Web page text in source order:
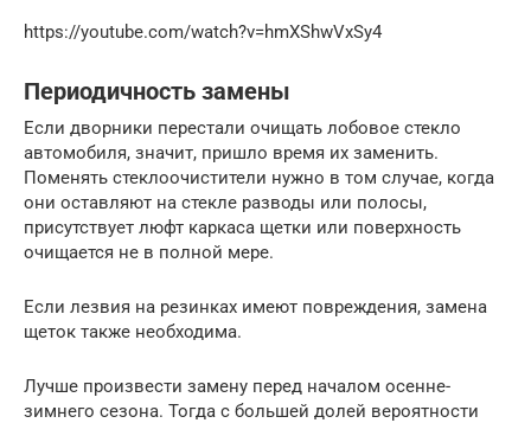
https://youtube.com/watch?v=hmXShwVxSy4
Периодичность замены
Если дворники перестали очищать лобовое стекло
автомобиля, значит, пришло время их заменить.
Поменять стеклоочистители нужно в том случае, когда
они оставляют на стекле разводы или полосы,
присутствует люфт каркаса щетки или поверхность
очищается не в полной мере.
Если лезвия на резинках имеют повреждения, замена
щеток также необходима.
Лучше произвести замену перед началом осенне-
зимнего сезона. Тогда с большей долей вероятности